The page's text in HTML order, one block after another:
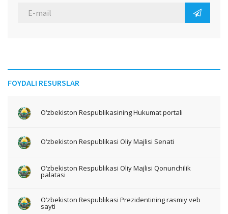
FOYDALI RESURSLAR
O‘zbekiston Respublikasining Hukumat portali
O‘zbekiston Respublikasi Oliy Majlisi Senati
O‘zbekiston Respublikasi Oliy Majlisi Qonunchilik
palatasi
O‘zbekiston Respublikasi Prezidentining rasmiy veb
sayti